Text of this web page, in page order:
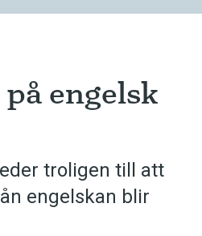
engelsk
troligen till att
engelskan blir